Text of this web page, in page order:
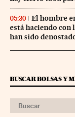
05:30
El hombre
está haciendo con
han sido
BUSCAR BOLSAS Y